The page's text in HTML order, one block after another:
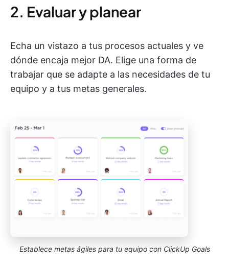
2. Evaluar y planear
Echa un vistazo a tus procesos actuales y ve
dónde encaja mejor DA. Elige una forma de
trabajar que se adapte a las necesidades de tu
equipo y a tus metas generales.
Establece metas ágiles para tu equipo con ClickUp Goals